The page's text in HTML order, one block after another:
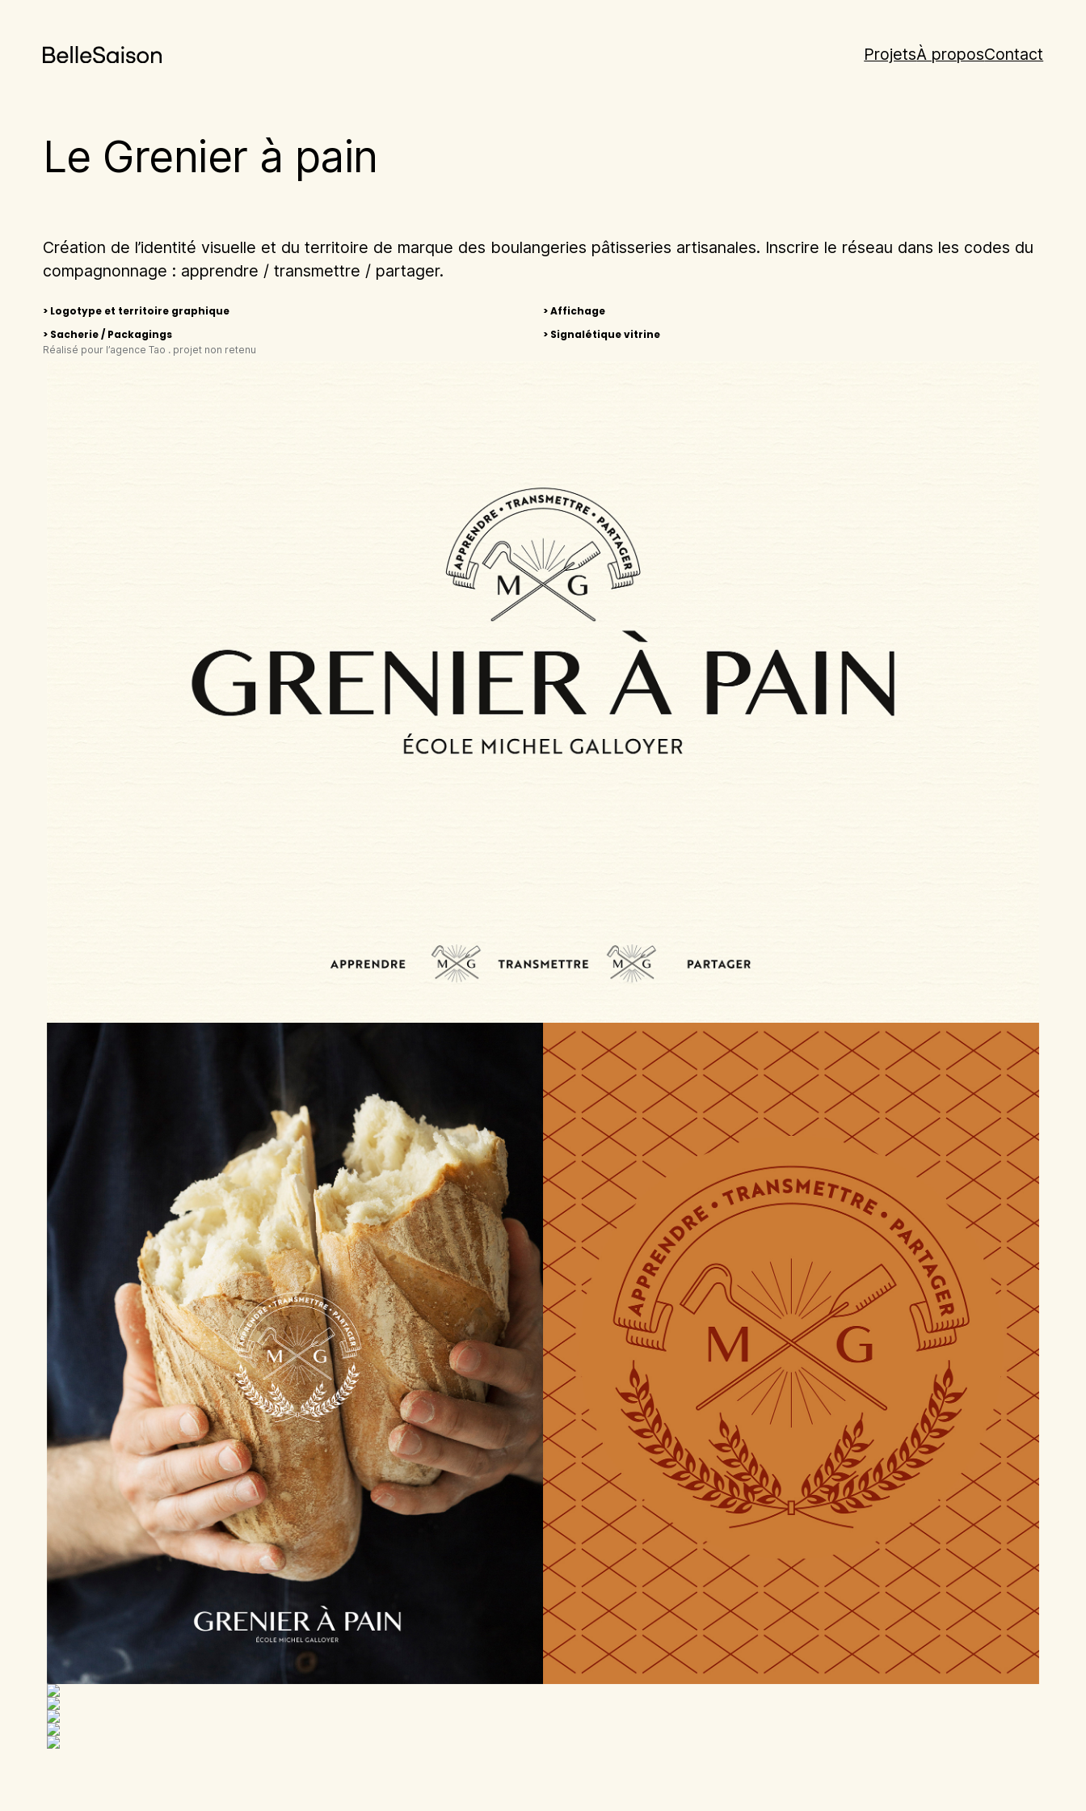
contenu
ProjetsÀ proposContact
Le Grenier à pain
Création de l’identité visuelle et du territoire de marque des boulangeries pâtisseries artisanales. Inscrire le réseau dans les codes du
compagnonnage : apprendre / transmettre / partager.
> Logotype et territoire graphique
> Sacherie / Packagings
> Affichage
> Signalétique vitrine
Réalisé pour l’agence Tao . projet non retenu